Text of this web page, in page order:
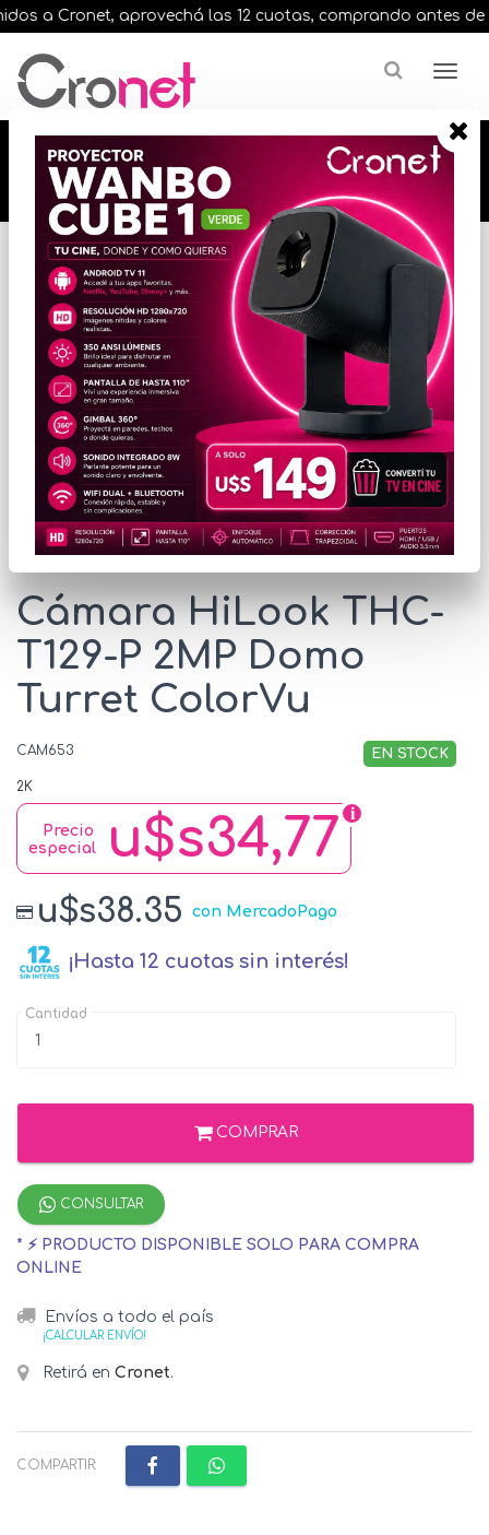
a Cronet, aprovechá las 12 cuotas, comprando antes de
🔥🔥🔥 12 cuotas, en todos nuestros artículos,
comprando antes de las 13 hrs. envíos en el
día 🔥🔥🔥
Inicio VIGILANCIA CCTV
* Las imágenes se exhiben con fines ilustrativos.
Cámara HiLook THC-
T129-P 2MP Domo
Turret ColorVu
CAM653 EN STOCK
2K
u$s34,77
Precio
especial
u$s38.35 con MercadoPago
¡Hasta 12 cuotas sin interés!
Cantidad
COMPRAR
CONSULTAR
* ⚡ PRODUCTO DISPONIBLE SOLO PARA COMPRA
ONLINE
Envíos a todo el país
¡CALCULAR ENVÍO!
Retirá en Cronet.
COMPARTIR: